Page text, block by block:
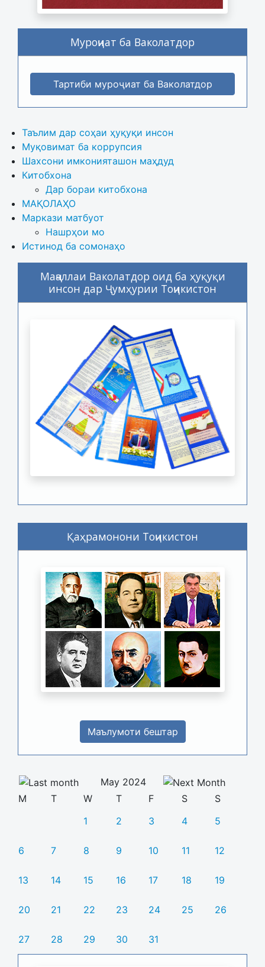
Муроҷиат ба Ваколатдор
Тартиби муроҷиат ба Ваколатдор
Таълим дар соҳаи ҳуқуқи инсон
Муқовимат ба коррупсия
Шахсони имконияташон маҳдуд
Китобхона
Дар бораи китобхона
МАҚОЛАҲО
Маркази матбуот
Нашрҳои мо
Истинод ба сомонаҳо
Маҷаллаи Ваколатдор оид ба ҳуқуқи
инсон дар Ҷумҳурии Тоҷикистон
Қаҳрамонони Тоҷикистон
Маълумоти бештар
May 2024
M
T W T F S
S
1
2 3 4 5
6 7 8 9 10 11 12
13 14 15 16 17 18 19
20 21 22 23 24 25 26
27 28 29 30 31